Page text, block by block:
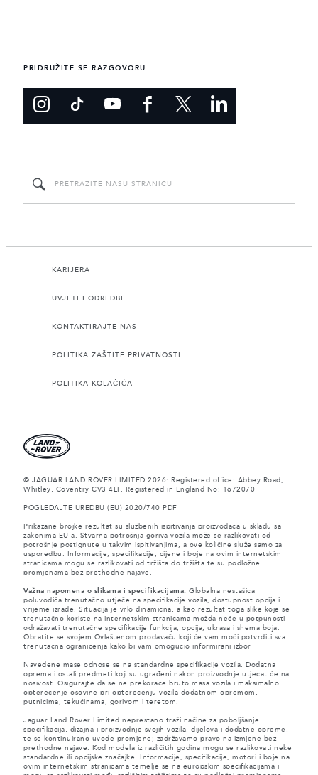
PRIDRUŽITE SE RAZGOVORU
KARIJERA
UVJETI I ODREDBE
KONTAKTIRAJTE NAS
POLITIKA ZAŠTITE PRIVATNOSTI
POLITIKA KOLAČIĆA
© JAGUAR LAND ROVER LIMITED 2026: Registered office: Abbey Road,
Whitley, Coventry CV3 4LF. Registered in England No: 1672070
POGLEDAJTE UREDBU (EU) 2020/740 PDF
Prikazane brojke rezultat su službenih ispitivanja proizvođača u skladu sa
zakonima EU-a. Stvarna potrošnja goriva vozila može se razlikovati od
potrošnje postignute u takvim ispitivanjima, a ove količine služe samo za
usporedbu. Informacije, specifikacije, cijene i boje na ovim internetskim
stranicama mogu se razlikovati od tržišta do tržišta te su podložne
promjenama bez prethodne najave.
Važna napomena o slikama i specifikacijama. Globalna nestašica
poluvodiča trenutačno utječe na specifikacije vozila, dostupnost opcija i
vrijeme izrade. Situacija je vrlo dinamična, a kao rezultat toga slike koje se
trenutačno koriste na internetskim stranicama možda neće u potpunosti
odražavati trenutačne specifikacije funkcija, opcija, ukrasa i shema boja.
Obratite se svojem Ovlaštenom prodavaču koji će vam moći potvrditi sva
trenutačna ograničenja kako bi vam omogućio informirani izbor
Navedene mase odnose se na standardne specifikacije vozila. Dodatna
oprema i ostali predmeti koji su ugrađeni nakon proizvodnje utjecat će na
nosivost. Osigurajte da se ne prekorače bruto masa vozila i maksimalno
opterećenje osovine pri opterećenju vozila dodatnom opremom,
putnicima, tekućinama, gorivom i teretom.
Jaguar Land Rover Limited neprestano traži načine za poboljšanje
specifikacija, dizajna i proizvodnje svojih vozila, dijelova i dodatne opreme,
te se kontinuirano uvode promjene; zadržavamo pravo na izmjene bez
prethodne najave. Kod modela iz različitih godina mogu se razlikovati neke
standardne ili opcijske značajke. Informacije, specifikacije, motori i boje na
ovim internetskim stranicama temelje se na europskim specifikacijama i